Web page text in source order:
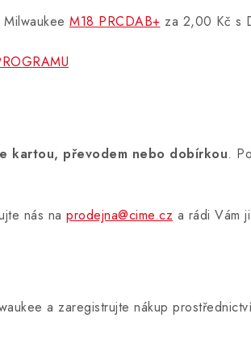
M18 PRCDAB+ za 2,00 Kč s
kartou, převodem nebo dobírkou.
nás na prodejna@cime.cz a rádi Vám
a zaregistrujte nákup